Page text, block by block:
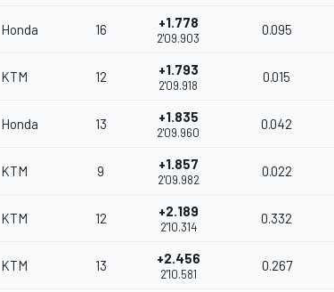
Honda 16 +1.778
2'09.903
0.095
KTM 12 +1.793
2'09.918
0.015
Honda 13 +1.835
2'09.960
0.042
KTM 9 +1.857
2'09.982
0.022
KTM 12 +2.189
2'10.314
0.332
KTM 13 +2.456
2'10.581
0.267